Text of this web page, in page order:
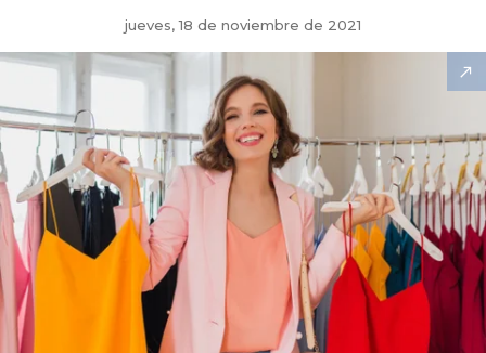
jueves, 18 de noviembre de 2021